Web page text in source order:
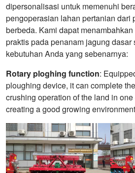
dipersonalisasi untuk memenuhi
pengoperasian lahan pertanian dari
berbeda. Kami dapat
praktis pada penanam jagung dasar
kebutuhan Anda yang sebenarnya:
Rotary ploghing function:
ploughing device, it can complete
crushing operation of the land in
creating a good growing